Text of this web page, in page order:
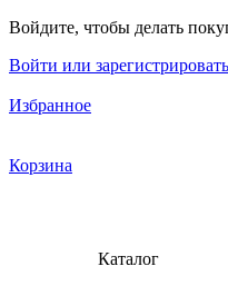
Войдите, чтобы делать
Войти или
Избранное
Корзина
Каталог